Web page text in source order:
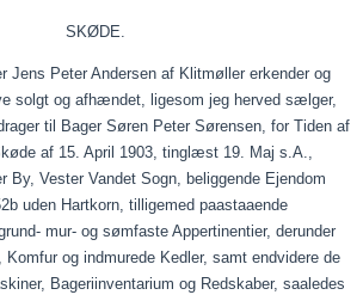
SKØDE.
Jens Peter Andersen af Klitmøller erkender og
solgt og afhændet, ligesom jeg herved sælger,
til Bager Søren Peter Sørensen, for Tiden af
af 15. April 1903, tinglæst 19. Majs.A
By, Vester Vandet Sogn, beliggende Ejendom
uden Hartkorn, tilligemedpaastaaende
mur- og sømfasteAppertinentier, derunder
og indmurede Kedler, samt endvidere de
Bageriinventarium og Redskaber,saaledes